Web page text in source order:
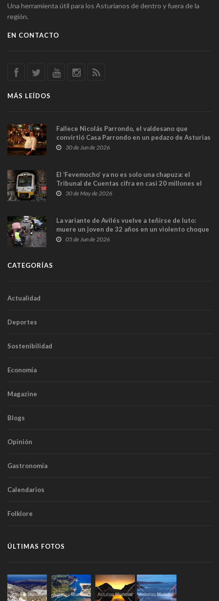
Una herramienta útil para los Asturianos de dentro y fuera de la
región.
EN CONTACTO
MÁS LEÍDOS
Fallece Nicolás Parrondo, el valdesano que
convirtió Casa Parrondo en un pedazo de Asturias
en Madrid
30 de Jun de 2026
El ‘Fevemocho’ ya no es solo una chapuza: el
Tribunal de Cuentas cifra en casi 20 millones el
sobrecoste de los trenes que no cabían por los
30 de May de 2026
La variante de Avilés vuelve a teñirse de luto:
muere un joven de 32 años en un violento choque
frontal
05 de Jun de 2026
CATEGORÍAS
Actualidad
Deportes
Sostenibilidad
Economía
Magazine
Blogs
Opinión
Gastronomía
Calendarios
Folklore
ÚLTIMAS FOTOS